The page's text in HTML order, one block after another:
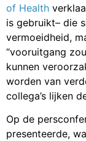
of Health
is gebruikt– die
vermoeidheid,
“vooruitgang
kunnen
worden van
collega’s lijken
Op de
presenteerde,